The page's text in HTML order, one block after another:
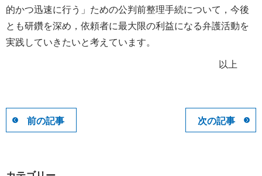
的かつ迅速に行う」ための公判前整理手続について，今後
とも研鑽を深め，依頼者に最大限の利益になる弁護活動を
実践していきたいと考えています。
以上
前の記事 次の記事